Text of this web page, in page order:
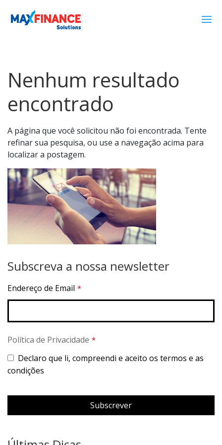
Nenhum resultado
encontrado
A página que você solicitou não foi encontrada. Tente
refinar sua pesquisa, ou use a navegação acima para
localizar a postagem.
Subscreva a nossa newsletter
Endereço de Email *
Política de Privacidade *
Declaro que li, compreendi e aceito os termos e as
condições
Subscrever
field